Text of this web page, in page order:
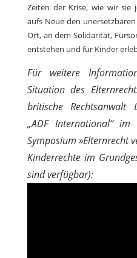
Zeiten der Krise, wie wir sie
aufs Neue den
Ort, an dem Solidarität,
entstehen und für Kinder
Für weitere
Situation des
britische Rechtsanwalt
„ADF International“
Symposium »Elternrecht
Kinderrechte im
sind verfügbar):